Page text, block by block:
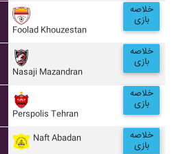
Foolad Khouzestan
خلاصه
بازی
Nasaji Mazandran
خلاصه
بازی
Perspolis Tehran
خلاصه
بازی
Naft Abadan خلاصه
بازی